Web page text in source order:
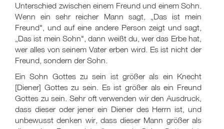
Unterschied zwischen einem Freund und einem Sohn.
Wenn ein sehr reicher Mann sagt, „Das ist mein
Freund", und auf eine andere Person zeigt und sagt,
„Das ist mein Sohn", dann weißt du, wer das Erbe hat,
wer alles von seinem Vater erben wird. Es ist nicht der
Freund, sondern der Sohn.
Ein Sohn Gottes zu sein ist größer als ein Knecht
[Diener] Gottes zu sein. Es ist größer als ein Freund
Gottes zu sein. Sehr oft verwenden wir den Ausdruck,
dass dieser oder jener ein Diener des Herrn ist, und
unbewusst denken wir, dass dieser Mann größer als